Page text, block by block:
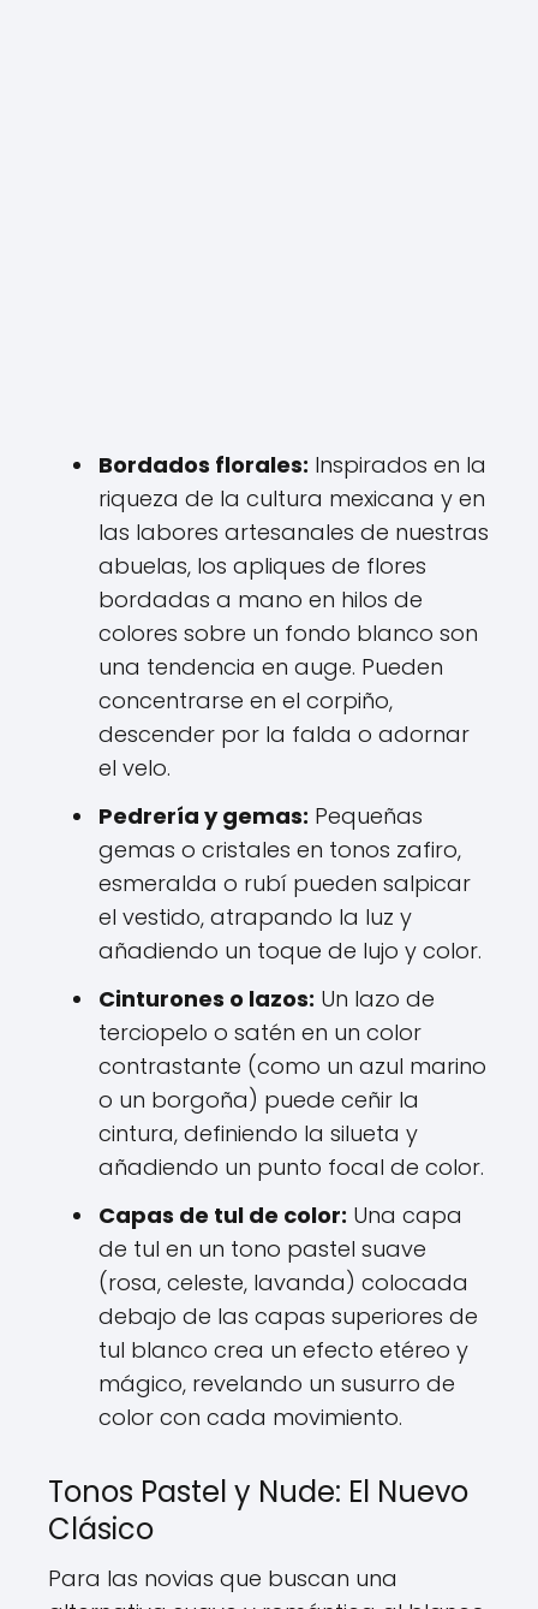
Bordados florales: Inspirados en la
riqueza de la cultura mexicana y en
las labores artesanales de nuestras
abuelas, los apliques de flores
bordadas a mano en hilos de
colores sobre un fondo blanco son
una tendencia en auge. Pueden
concentrarse en el corpiño,
descender por la falda o adornar
el velo.
Pedrería y gemas: Pequeñas
gemas o cristales en tonos zafiro,
esmeralda o rubí pueden salpicar
el vestido, atrapando la luz y
añadiendo un toque de lujo y color.
Cinturones o lazos: Un lazo de
terciopelo o satén en un color
contrastante (como un azul marino
o un borgoña) puede ceñir la
cintura, definiendo la silueta y
añadiendo un punto focal de color.
Capas de tul de color: Una capa
de tul en un tono pastel suave
(rosa, celeste, lavanda) colocada
debajo de las capas superiores de
tul blanco crea un efecto etéreo y
mágico, revelando un susurro de
color con cada movimiento.
Tonos Pastel y Nude: El Nuevo
Clásico
Para las novias que buscan una